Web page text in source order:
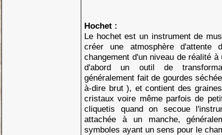
Hochet :
Le hochet est un instrument de
créer une atmosphère d'attente
changement d'un niveau de réalité
d'abord un outil de
généralement fait de gourdes
à-dire brut ), et contient des
cristaux voire même parfois de
cliquetis quand on secoue
attachée à un manche,
symboles ayant un sens pour le